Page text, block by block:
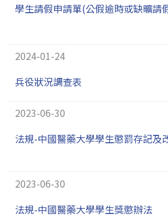
學生請假申請單(公假逾時或缺曠請
2024-01-24
兵役狀況調查表
2023-06-30
法規-中國醫藥大學學生懲罰存記及
2023-06-30
法規-中國醫藥大學學生獎懲辦法